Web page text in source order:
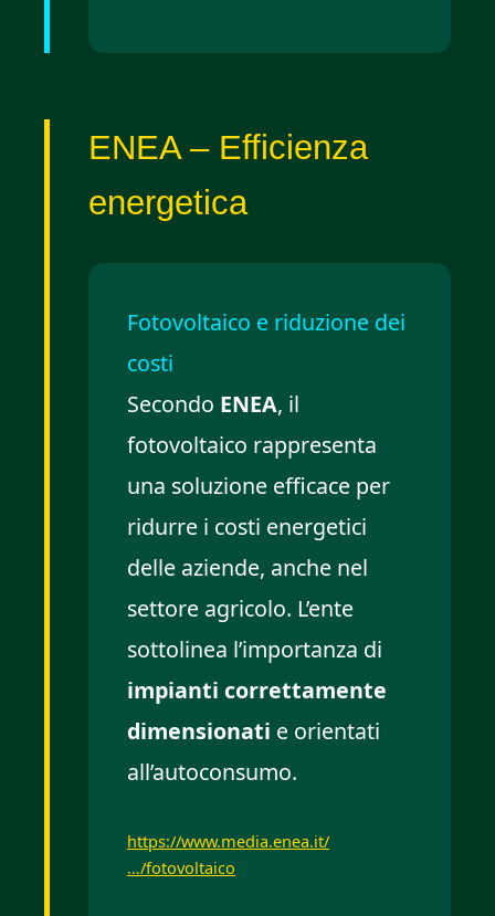
ENEA – Efficienza
energetica
Fotovoltaico e riduzione dei
costi
Secondo ENEA, il
fotovoltaico rappresenta
una soluzione efficace per
ridurre i costi energetici
delle aziende, anche nel
settore agricolo. L’ente
sottolinea l’importanza di
impianti correttamente
dimensionati e orientati
all’autoconsumo.
https://www.media.enea.it/
…/fotovoltaico